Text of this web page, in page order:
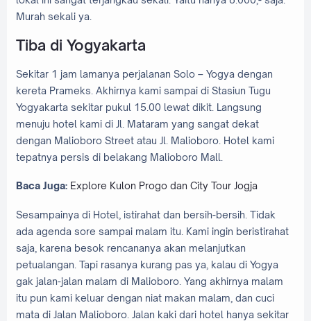
Murah sekali ya.
Tiba di Yogyakarta
Sekitar 1 jam lamanya perjalanan Solo – Yogya dengan
kereta Prameks. Akhirnya kami sampai di Stasiun Tugu
Yogyakarta sekitar pukul 15.00 lewat dikit. Langsung
menuju hotel kami di Jl. Mataram yang sangat dekat
dengan Malioboro Street atau Jl. Malioboro. Hotel kami
tepatnya persis di belakang Malioboro Mall.
Baca Juga: Explore Kulon Progo dan City Tour Jogja
Sesampainya di Hotel, istirahat dan bersih-bersih. Tidak
ada agenda sore sampai malam itu. Kami ingin beristirahat
saja, karena besok rencananya akan melanjutkan
petualangan. Tapi rasanya kurang pas ya, kalau di Yogya
gak jalan-jalan malam di Malioboro. Yang akhirnya malam
itu pun kami keluar dengan niat makan malam, dan cuci
mata di Jalan Malioboro. Jalan kaki dari hotel hanya sekitar